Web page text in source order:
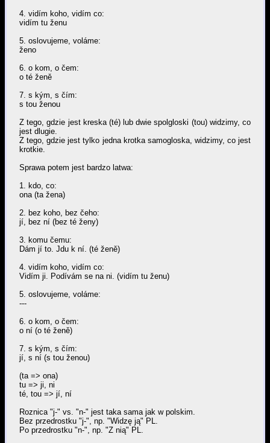
4. vidím koho, vidím co:
vidím tu ženu
5. oslovujeme, voláme:
ženo
6. o kom, o čem:
o té ženě
7. s kým, s čím:
s tou ženou
Z tego, gdzie jest kreska (té) lub dwie spolgloski (tou) widzimy, co
jest dlugie.
Z tego, gdzie jest tylko jedna krotka samogloska, widzimy, co jest
krotkie.
Sprawa potem jest bardzo latwa:
1. kdo, co:
ona (ta žena)
2. bez koho, bez čeho:
jí, bez ní (bez té ženy)
3. komu čemu:
Dám jí to. Jdu k ní. (té ženě)
4. vidím koho, vidím co:
Vidím ji. Podívám se na ni. (vidím tu ženu)
5. oslovujeme, voláme:
---
6. o kom, o čem:
o ní (o té ženě)
7. s kým, s čím:
jí, s ní (s tou ženou)
(ta => ona)
tu => ji, ni
té, tou => jí, ní
Roznica "j-" vs. "n-" jest taka sama jak w polskim.
Bez przedrostku "j-", np. "Widzę ją" PL.
Po przedrostku "n-", np. "Z nią" PL.